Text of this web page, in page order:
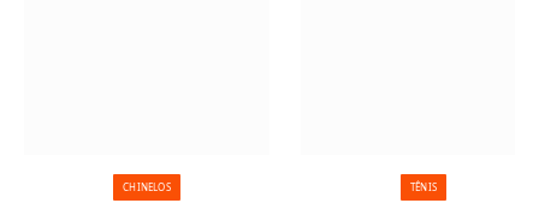
CHINELOS TÊNIS